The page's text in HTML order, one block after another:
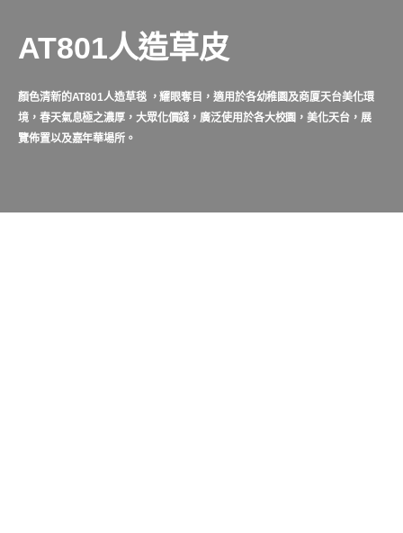
AT801人造草皮
顏色清新的AT801人造草毯，耀眼奪目，適用於各幼稚園及商厦天台美化環
境，春天氣息極之濃厚，大眾化價錢，廣泛使用於各大校園，美化天台，展
覽佈置以及嘉年華場所。